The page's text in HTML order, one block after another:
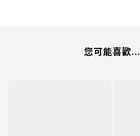
您可能喜歡...